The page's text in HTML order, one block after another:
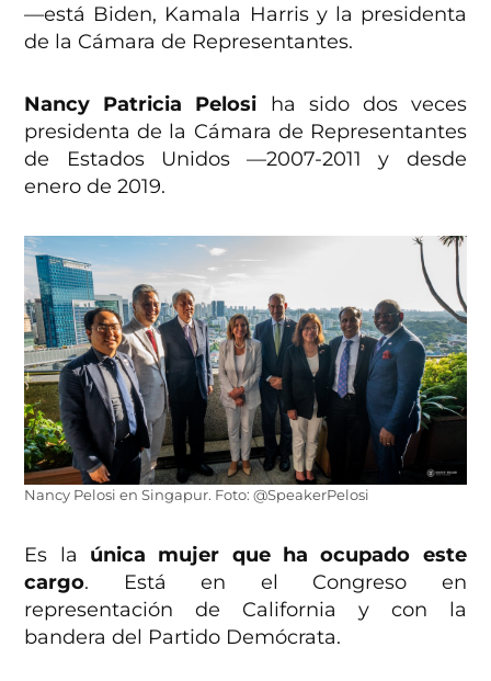
—está Biden, Kamala Harris y la presidenta
de la Cámara de Representantes.
Nancy Patricia Pelosi ha sido dos veces
presidenta de la Cámara de Representantes
de Estados Unidos —2007-2011 y desde
enero de 2019.
Nancy Pelosi en Singapur. Foto: @SpeakerPelosi
Es la única mujer que ha ocupado este
cargo. Está en el Congreso en
representación de California y con la
bandera del Partido Demócrata.